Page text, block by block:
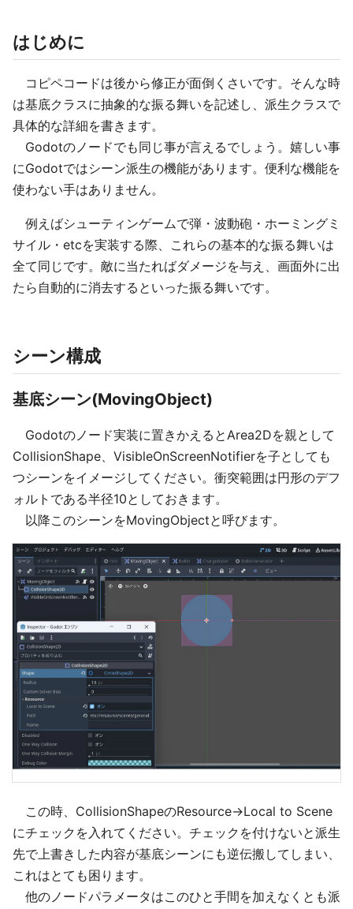
はじめに
コピペコードは後から修正が面倒くさいです。そんな時
は基底クラスに抽象的な振る舞いを記述し、派生クラスで
具体的な詳細を書きます。
Godotのノードでも同じ事が言えるでしょう。嬉しい事
にGodotではシーン派生の機能があります。便利な機能を
使わない手はありません。
例えばシューティンゲームで弾・波動砲・ホーミングミ
サイル・etcを実装する際、これらの基本的な振る舞いは
全て同じです。敵に当たればダメージを与え、画面外に出
たら自動的に消去するといった振る舞いです。
シーン構成
基底シーン(MovingObject)
Godotのノード実装に置きかえるとArea2Dを親として
CollisionShape、VisibleOnScreenNotifierを子としても
つシーンをイメージしてください。衝突範囲は円形のデフ
ォルトである半径10としておきます。
以降このシーンをMovingObjectと呼びます。
この時、CollisionShapeのResource→Local to Scene
にチェックを入れてください。チェックを付けないと派生
先で上書きした内容が基底シーンにも逆伝搬してしまい、
これはとても困ります。
他のノードパラメータはこのひと手間を加えなくとも派